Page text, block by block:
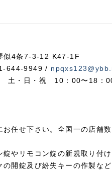
似4条7-3-12 K47-1F
644-9949 /
土・日・祝 10：00〜18：
任せ下さい。全国一の店舗
やリモコン錠の新規取り付
開錠及び紛失キーの作製な